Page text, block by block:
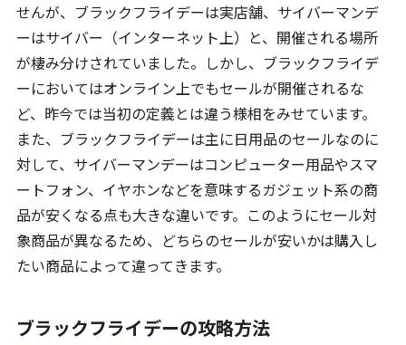
せんが、ブラックフライデーは実店舗、サイバーマンデ
ーはサイバー（インターネット上）と、開催される場所
が棲み分けされていました。しかし、ブラックフライデ
ーにおいてはオンライン上でもセールが開催されるな
ど、昨今では当初の定義とは違う様相をみせています。
また、ブラックフライデーは主に日用品のセールなのに
対して、サイバーマンデーはコンピューター用品やスマ
ートフォン、イヤホンなどを意味するガジェット系の商
品が安くなる点も大きな違いです。このようにセール対
象商品が異なるため、どちらのセールが安いかは購入し
たい商品によって違ってきます。
ブラックフライデーの攻略方法